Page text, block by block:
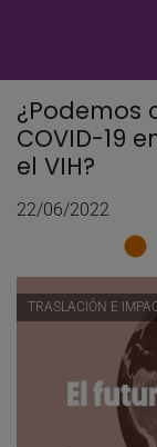
¿Podemos
COVID-19
el VIH?
22/06/2022
TRASLACIÓN E